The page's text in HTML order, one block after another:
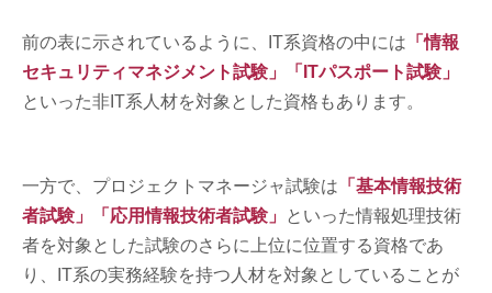
前の表に示されているように、IT系資格の中には 「情報
セキュリティマネジメント試験」「ITパスポート試験」
といった非IT系人材を対象とした資格もあります。
一方で、プロジェクトマネージャ試験は 「基本情報技術
者試験」「応用情報技術者試験」 といった情報処理技術
者を対象とした試験のさらに上位に位置する資格であ
り、IT系の実務経験を持つ人材を対象としていることが